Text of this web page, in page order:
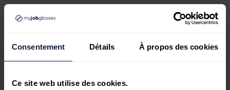
Consentement Détails À propos des cookies
Ce site web utilise des cookies.